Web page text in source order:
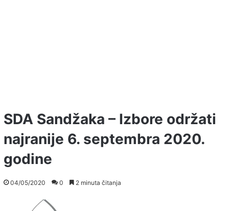
SDA Sandžaka – Izbore održati
najranije 6. septembra 2020.
godine
04/05/2020 0 2 minuta čitanja